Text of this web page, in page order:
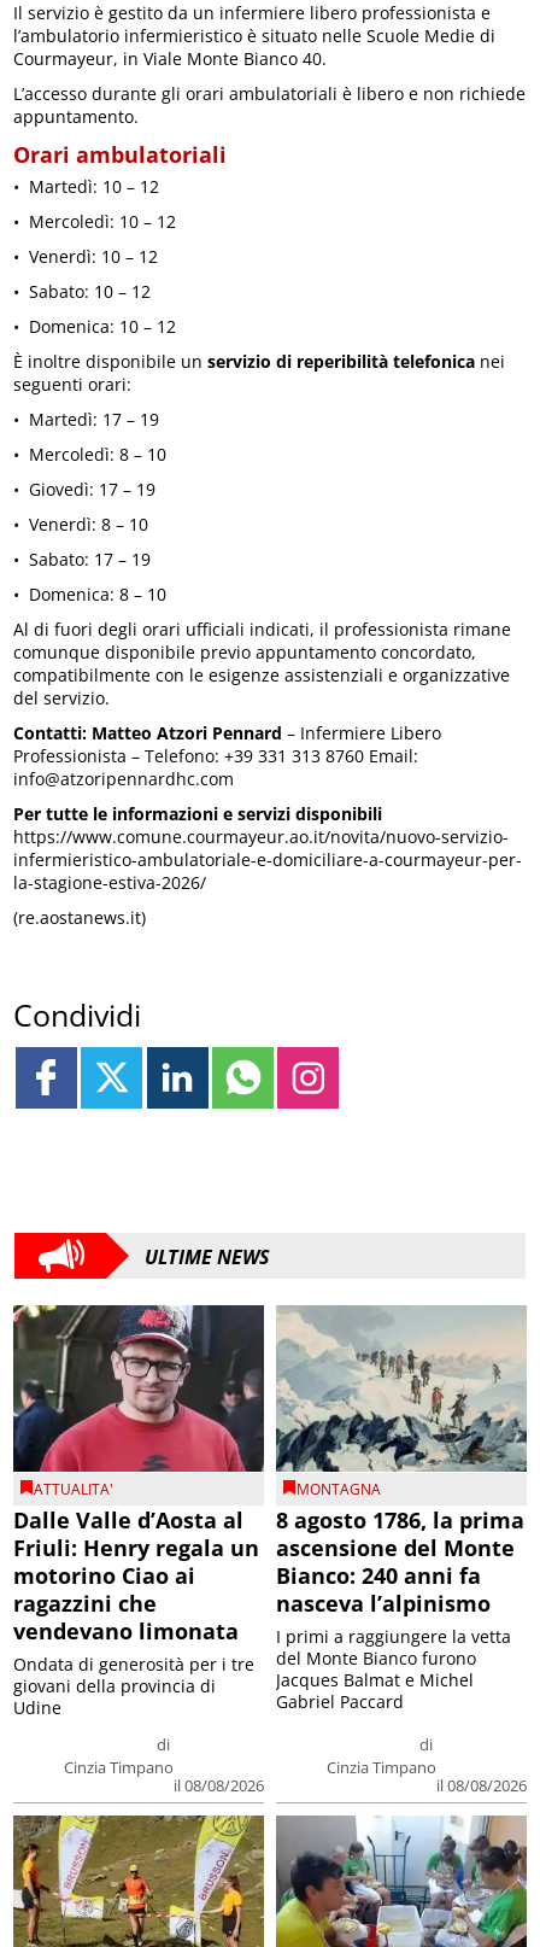
Il servizio è gestito da un infermiere libero professionista e
l’ambulatorio infermieristico è situato nelle Scuole Medie di
Courmayeur, in Viale Monte Bianco 40.
L’accesso durante gli orari ambulatoriali è libero e non richiede
appuntamento.
Orari ambulatoriali
•⁠ ⁠Martedì: 10 – 12
•⁠ ⁠Mercoledì: 10 – 12
•⁠ ⁠Venerdì: 10 – 12
•⁠ ⁠Sabato: 10 – 12
•⁠ ⁠Domenica: 10 – 12
È inoltre disponibile unservizio di reperibilità telefonica nei
seguenti orari:
•⁠ ⁠Martedì: 17 – 19
•⁠ ⁠Mercoledì: 8 – 10
•⁠ ⁠Giovedì: 17 – 19
•⁠ ⁠Venerdì: 8 – 10
•⁠ ⁠Sabato: 17 – 19
•⁠ ⁠Domenica: 8 – 10
Al di fuori degli orari ufficiali indicati, il professionista rimane
comunque disponibile previo appuntamento concordato,
compatibilmente con le esigenze assistenziali e organizzative
del servizio.
Contatti: Matteo Atzori Pennard – Infermiere Libero
Professionista – Telefono: +39 331 313 8760 Email:
info@atzoripennardhc.com
Per tutte le informazioni e servizi disponibili
https://www.comune.courmayeur.ao.it/novita/nuovo-servizio-
infermieristico-ambulatoriale-e-domiciliare-a-courmayeur-per-
la-stagione-estiva-2026/
(re.aostanews.it)
Condividi
ULTIME NEWS
ATTUALITA'
Dalle Valle d’Aosta al
Friuli: Henry regala un
motorino Ciao ai
ragazzini che
vendevano limonata
di
Cinzia Timpano
il 08/08/2026
Ondata di generosità per i tre
giovani della provincia di
Udine
MONTAGNA
8 agosto 1786, la prima
ascensione del Monte
Bianco: 240 anni fa
nasceva l’alpinismo
di
Cinzia Timpano
il 08/08/2026
I primi a raggiungere la vetta
del Monte Bianco furono
Jacques Balmat e Michel
Gabriel Paccard